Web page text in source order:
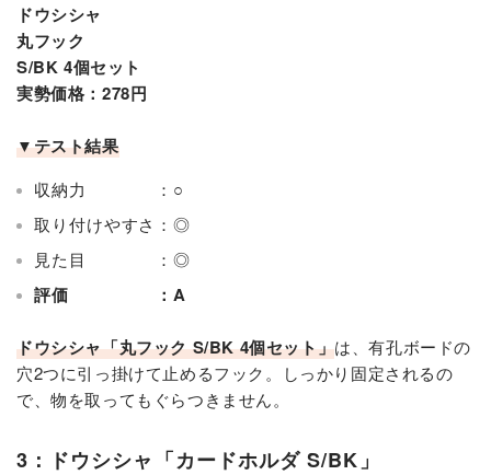
ドウシシャ
丸フック
S/BK 4個セット
実勢価格：278円
▼テスト結果
収納力 ：○
取り付けやすさ：◎
見た目 ：◎
評価 ：A
ドウシシャ「丸フック S/BK 4個セット」は、有孔ボードの
穴2つに引っ掛けて止めるフック。しっかり固定されるの
で、物を取ってもぐらつきません。
3：ドウシシャ「カードホルダ S/BK」